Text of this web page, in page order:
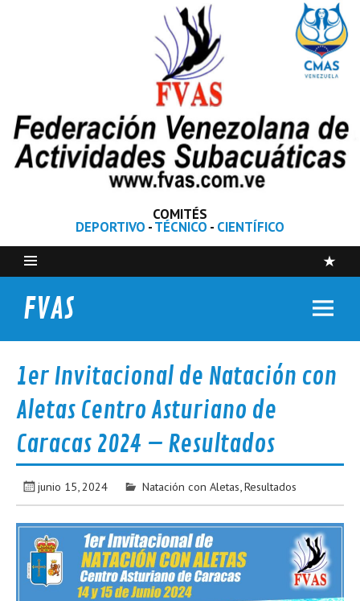
COMITÉS
DEPORTIVO -TÉCNICO - CIENTÍFICO
FVAS
1er Invitacional de Natación con
Aletas Centro Asturiano de
Caracas 2024 – Resultados
junio 15, 2024 Natación con Aletas Resultados